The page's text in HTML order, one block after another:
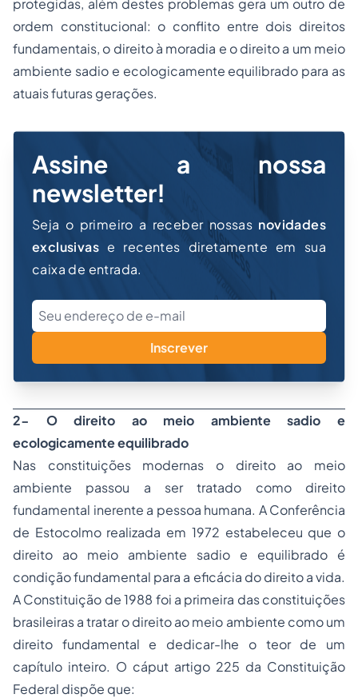
protegidas, além destes problemas gera um outro de
ordem constitucional: o conflito entre dois direitos
fundamentais, o direito à moradia e o direito a um meio
ambiente sadio e ecologicamente equilibrado para as
atuais futuras gerações.
Assine a nossa
newsletter!
Seja o primeiro a receber nossas novidades
exclusivas e recentes diretamente em sua
caixa de entrada.
Inscrever
2- O direito ao meio ambiente sadio e
ecologicamente equilibrado
Nas constituições modernas o direito ao meio
ambiente passou a ser tratado como direito
fundamental inerente a pessoa humana. A Conferência
de Estocolmo realizada em 1972 estabeleceu que o
direito ao meio ambiente sadio e equilibrado é
condição fundamental para a eficácia do direito a vida.
A Constituição de 1988 foi a primeira das constituições
brasileiras a tratar o direito ao meio ambiente como um
direito fundamental e dedicar-lhe o teor de um
capítulo inteiro. O cáput artigo 225 da Constituição
Federal dispõe que: